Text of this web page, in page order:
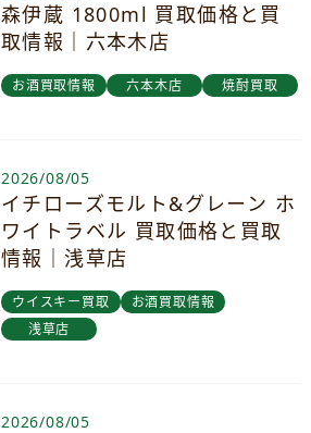
森伊蔵 1800ml 買取価格と買
取情報｜六本木店
お酒買取情報 六本木店 焼酎買取
2026/08/05
イチローズモルト&グレーン ホ
ワイトラベル 買取価格と買取
情報｜浅草店
ウイスキー買取
お酒買取情報
浅草店
2026/08/05